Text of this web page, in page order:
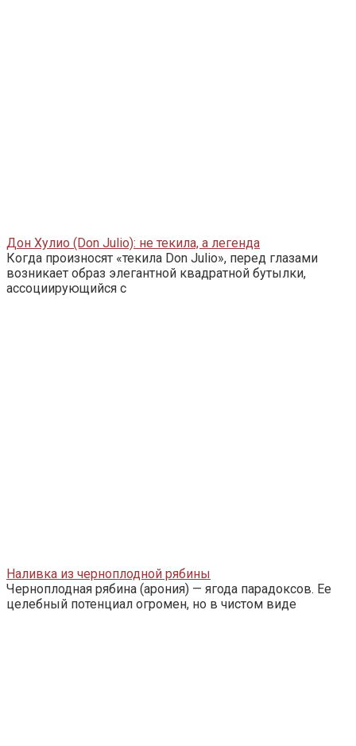
Дон Хулио (Don Julio): не текила, а легенда
Когда произносят «текила Don Julio», перед глазами
возникает образ элегантной квадратной бутылки,
ассоциирующийся с
Наливка из черноплодной рябины
Черноплодная рябина (арония) — ягода парадоксов. Ее
целебный потенциал огромен, но в чистом виде